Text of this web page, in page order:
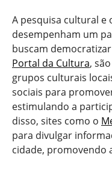
A pesquisa cultural e
desempenham um
buscam
Portal da Cultura,
grupos culturais
sociais para
estimulando a
disso, sites como o
para divulgar
cidade, promovendo